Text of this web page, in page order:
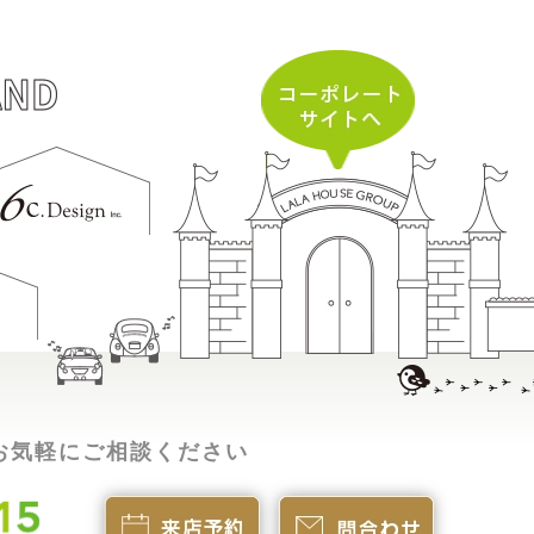
気軽にご相談ください